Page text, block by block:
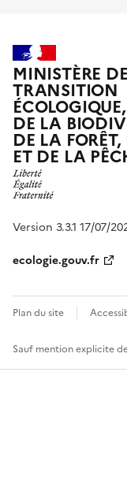
MINISTÈRE
TRANSITION
ÉCOLOGIQUE,
DE LA
DE LA
ET DE LA
Version 3.3.1 17/07/
ecologie.gouv.fr
Plan du site
Sauf mention explicite